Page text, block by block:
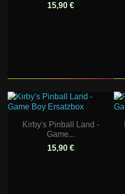
15,90 €
Kirby's Pinball Land -
Game...
15,90 €